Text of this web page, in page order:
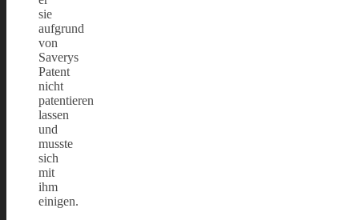
sie
aufgrund
von
Saverys
Patent
nicht
patentieren
lassen
und
musste
sich
mit
ihm
einigen.